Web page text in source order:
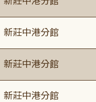
新莊中港分館
新莊中港分館
新莊中港分館